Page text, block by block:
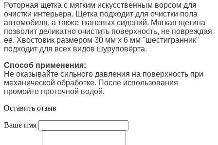
Роторная щетка с мягким искусственным ворсом для
очистки интерьера. Щетка подходит для очистки пола
автомобиля, а также тканевых сидений. Мягкая щетина
позволит деликатно очистить поверхность, не повреждая
ее. Хвостовик размером 30 мм х 6 мм "шестигранник"
подходит для всех видов шуруповёрта.
Способ применения:
Не оказывайте сильного давления на поверхность при
механической обработке. После использования
промойте проточной водой.
Оставить отзыв
Ваше имя